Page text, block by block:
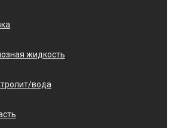
жидкость
вода